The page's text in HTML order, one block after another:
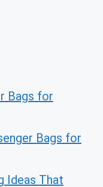
Bags for
Bags for
Ideas That